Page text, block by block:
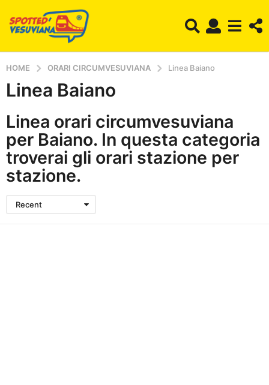
HOME ORARI CIRCUMVESUVIANA Linea Baiano
Linea Baiano
Linea orari circumvesuviana
per Baiano. In questa categoria
troverai gli orari stazione per
stazione.
Recent